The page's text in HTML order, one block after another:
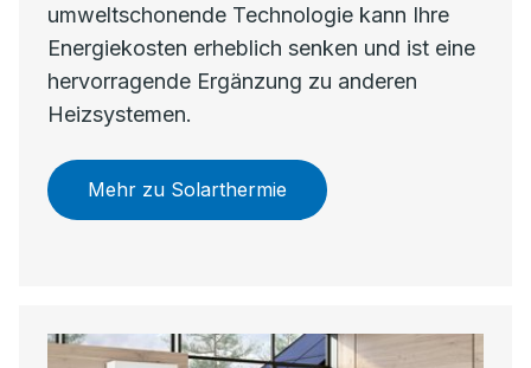
umweltschonende Technologie kann Ihre
Energiekosten erheblich senken und ist eine
hervorragende Ergänzung zu anderen
Heizsystemen.
Mehr zu Solarthermie